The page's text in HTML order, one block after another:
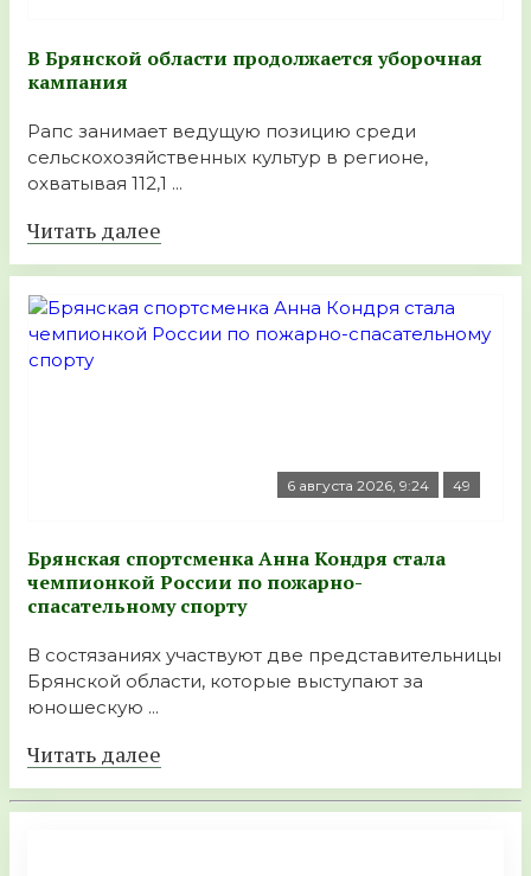
В Брянской области продолжается уборочная
кампания
Рапс занимает ведущую позицию среди
сельскохозяйственных культур в регионе,
охватывая 112,1 ...
Читать далее
6 августа 2026, 9:24 49
Брянская спортсменка Анна Кондря стала
чемпионкой России по пожарно-
спасательному спорту
В состязаниях участвуют две представительницы
Брянской области, которые выступают за
юношескую ...
Читать далее